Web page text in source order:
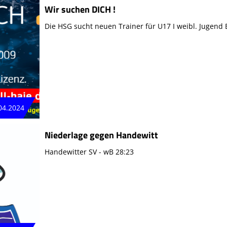
Wir suchen DICH !
Die HSG sucht neuen Trainer für U17 I weibl. Jugend
Niederlage gegen Handewitt
Handewitter SV - wB 28:23